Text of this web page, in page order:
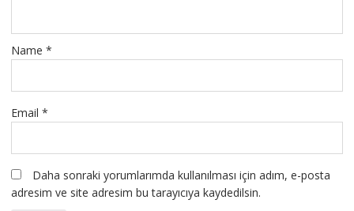
Name *
Email *
Daha sonraki yorumlarımda kullanılması için adım, e-posta
adresim ve site adresim bu tarayıcıya kaydedilsin.